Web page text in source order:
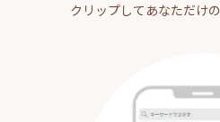
クリップしてあなただけ